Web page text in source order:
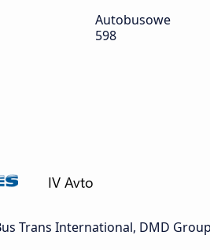
Autobusowe
598
Trans International, DMD